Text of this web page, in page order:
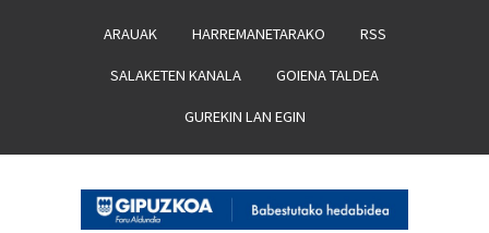
ARAUAK HARREMANETARAKO RSS
SALAKETEN KANALA GOIENA TALDEA
GUREKIN LAN EGIN